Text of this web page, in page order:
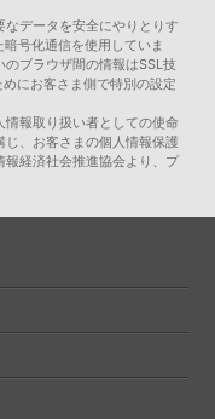
データを安全にやりとりす
号化通信を使用していま
ブラウザ間の情報はSSL技
にお客さま側で特別の設定
報取り扱い者としての使命
、お客さまの個人情報保護
報経済社会推進協会より、プ